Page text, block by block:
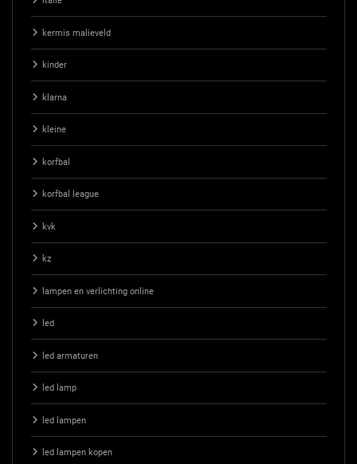
kermis malieveld
kinder
klarna
kleine
korfbal
korfbal league
kvk
kz
lampen en verlichting online
led
led armaturen
led lamp
led lampen
led lampen kopen